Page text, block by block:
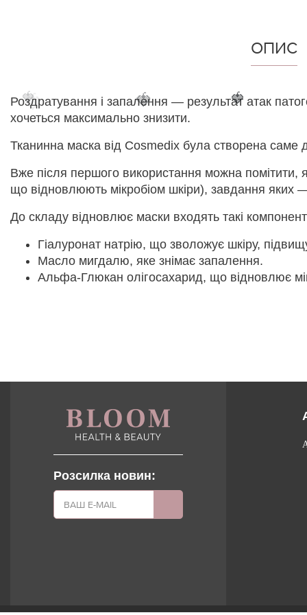
ОПИС
Роздратування і запалення — результат атак
хочеться максимально знизити.
Тканинна маска від Cosmedix була створена саме
Вже після першого використання можна помітити,
що відновлюють мікробіом шкіри), завдання
До складу відновлює маски входять такі
Гіалуронат натрію, що зволожує шкіру,
Масло мигдалю, яке знімає запалення.
Альфа-Глюкан олігосахарид, що відновлює
Розсилка новин:
🍓 🍓
🍓
🍓